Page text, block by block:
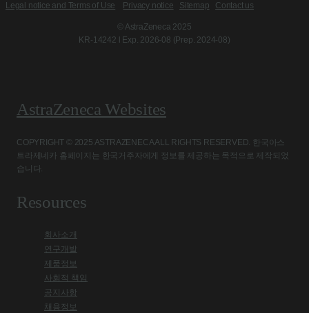
Legal notice and Terms of Use Privacy notice Sitemap Contact us
© AstraZeneca 2025
KR-14242 l Exp. 2026-08 (Prep. 2024-08)
AstraZeneca Websites
COPYRIGHT © 2025 ASTRAZENECA ALL RIGHTS RESERVED. 한국아스
트라제네카 홈페이지는 한국거주자에게 정보를 제공하는 목적으로 제작되었
습니다.
Resources
회사소개
연구개발
제품정보
사회적 책임
공지사항
채용정보